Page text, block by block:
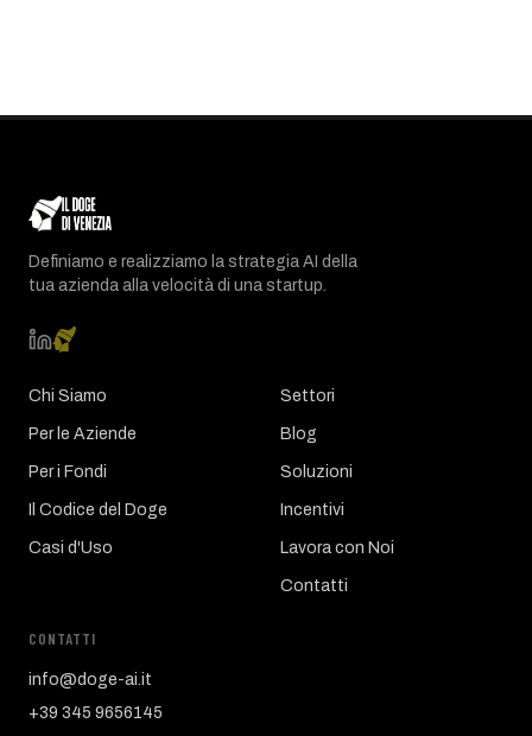
Definiamo e realizziamo la strategia AI della
tua azienda alla velocità di una startup.
Chi Siamo
Per le Aziende
Per i Fondi
Il Codice del Doge
Casi d'Uso
Settori
Blog
Soluzioni
Incentivi
Lavora con Noi
Contatti
CONTATTI
info@doge-ai.it
+39 345 9656145